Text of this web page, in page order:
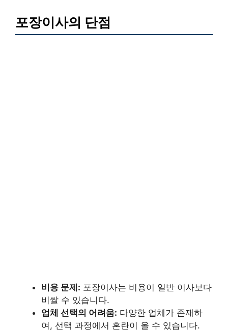
포장이사의 단점
비용 문제: 포장이사는 비용이 일반 이사보다
비쌀 수 있습니다.
업체 선택의 어려움: 다양한 업체가 존재하
여, 선택 과정에서 혼란이 올 수 있습니다.